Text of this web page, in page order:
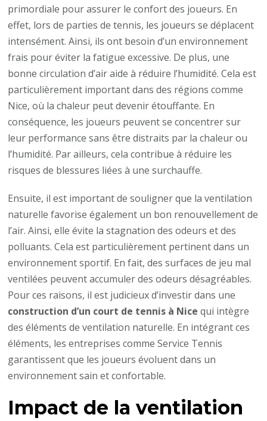
primordiale pour assurer le confort des joueurs. En
effet, lors de parties de tennis, les joueurs se déplacent
intensément. Ainsi, ils ont besoin d’un environnement
frais pour éviter la fatigue excessive. De plus, une
bonne circulation d’air aide à réduire l’humidité. Cela est
particulièrement important dans des régions comme
Nice, où la chaleur peut devenir étouffante. En
conséquence, les joueurs peuvent se concentrer sur
leur performance sans être distraits par la chaleur ou
l’humidité. Par ailleurs, cela contribue à réduire les
risques de blessures liées à une surchauffe.
Ensuite, il est important de souligner que la ventilation
naturelle favorise également un bon renouvellement de
l’air. Ainsi, elle évite la stagnation des odeurs et des
polluants. Cela est particulièrement pertinent dans un
environnement sportif. En fait, des surfaces de jeu mal
ventilées peuvent accumuler des odeurs désagréables.
Pour ces raisons, il est judicieux d’investir dans une
construction d’un court de tennis à Nice qui intègre
des éléments de ventilation naturelle. En intégrant ces
éléments, les entreprises comme Service Tennis
garantissent que les joueurs évoluent dans un
environnement sain et confortable.
Impact de la ventilation